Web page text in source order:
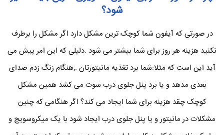
شود؟
در صورتی که آیفون شما کوچک ترین مشکل دارد اگر مشکل را برطرف
نکنید هزینه هر روز برای شما بیشتر می شود .دلیلی که این امر پیش می
آید این است که مثلا:شما برد تغذیه مانیتورتان .,هنگام زنگ زدم صدای
بعدی مدهد و یا برد پنل جلوی درب سوت می کشد همین مشکل
کوچک چقد هزینه برای شما ایجاد می کند؟ اگر هنگامی که چنین
مشکلات در مانیتور و یا پنل جلوی درب ایجاد شود با یک میکروسویچ و